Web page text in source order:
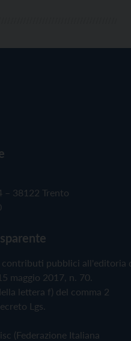
– 38122 Trento
contributi pubblici all'editoria
maggio 2017, n. 70.
lettera f) del comma 2
Lgs.
(Federazione Italiana